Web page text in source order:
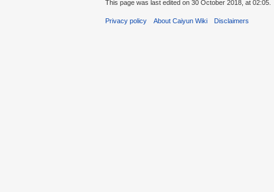
This page was last edited on 30 October 2018, at 02:05.
Privacy policy About Caiyun Wiki Disclaimers